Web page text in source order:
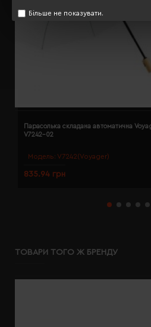
Більше не показувати.
Модель: V7242(Voyager)
Парасолька складана автоматична
V7242-02
835.94 грн
ТОВАРИ ТОГО Ж БРЕНДУ